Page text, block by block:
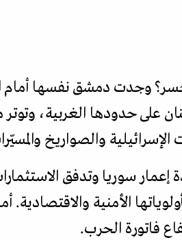
وجدت دمشق نفسها
حدودها الغربية، وتوتر
والصواريخ
إعمار سوريا وتدفق
الأمنية والاقتصادية.
فاتورة الحرب.